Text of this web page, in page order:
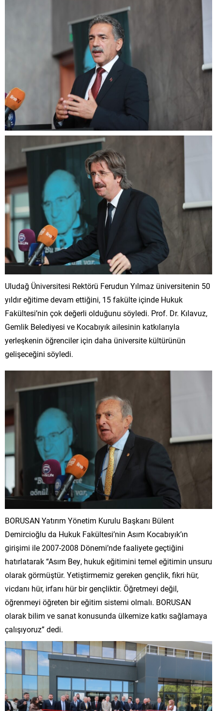
Uludağ Üniversitesi Rektörü Ferudun Yılmaz üniversitenin 50
yıldır eğitime devam ettiğini, 15 fakülte içinde Hukuk
Fakültesi’nin çok değerli olduğunu söyledi. Prof. Dr. Kılavuz,
Gemlik Belediyesi ve Kocabıyık ailesinin katkılarıyla
yerleşkenin öğrenciler için daha üniversite kültürünün
gelişeceğini söyledi.
BORUSAN Yatırım Yönetim Kurulu Başkanı Bülent
Demircioğlu da Hukuk Fakültesi’nin Asım Kocabıyık’ın
girişimi ile 2007-2008 Dönemi’nde faaliyete geçtiğini
hatırlatarak “Asım Bey, hukuk eğitimini temel eğitimin unsuru
olarak görmüştür. Yetiştirmemiz gereken gençlik, fikri hür,
vicdanı hür, irfanı hür bir gençliktir. Öğretmeyi değil,
öğrenmeyi öğreten bir eğitim sistemi olmalı. BORUSAN
olarak bilim ve sanat konusunda ülkemize katkı sağlamaya
çalışıyoruz” dedi.